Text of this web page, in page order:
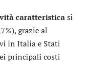
caratteristicasi
grazie al
in Italia e Stati
principali costi